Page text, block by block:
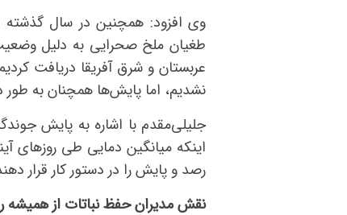
وی افزود: همچنین در سال گذشته
طغیان ملخ صحرایی به دلیل
عربستان و شرق آفریقا دریافت
نشدیم، اما پایش‌ها همچنان به
جلیلی‌مقدم با اشاره به پایش
اینکه میانگین دمایی طی روز‌های
رصد و پایش را در دستور کار قرار
نقش مدیران حفظ نباتات از همیشه